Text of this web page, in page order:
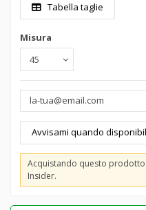
Tabella taglie
Misura
Acquistando questo prodotto
Insider.